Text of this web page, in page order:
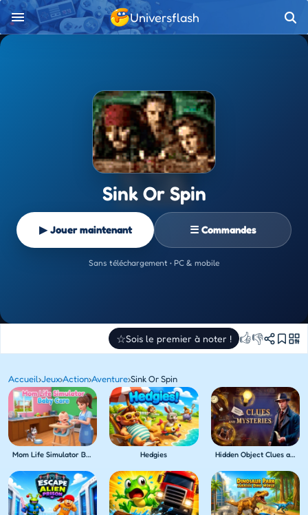
Universflash
Sink Or Spin
▶ Jouer maintenant ☰ Commandes
Sans téléchargement • PC & mobile
☆Sois le premier à noter ! 👍👎
Accueil›Jeux›Action›Aventure›Sink Or Spin
Mom Life Simulator Baby Care Hedgies Hidden Object Clues and Mysteries